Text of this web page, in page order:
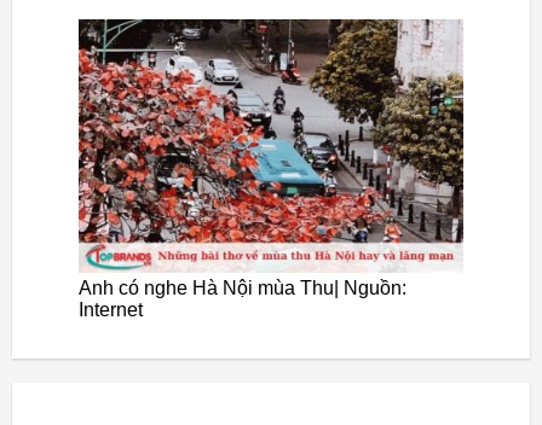
Anh có nghe Hà Nội mùa Thu| Nguồn:
Internet